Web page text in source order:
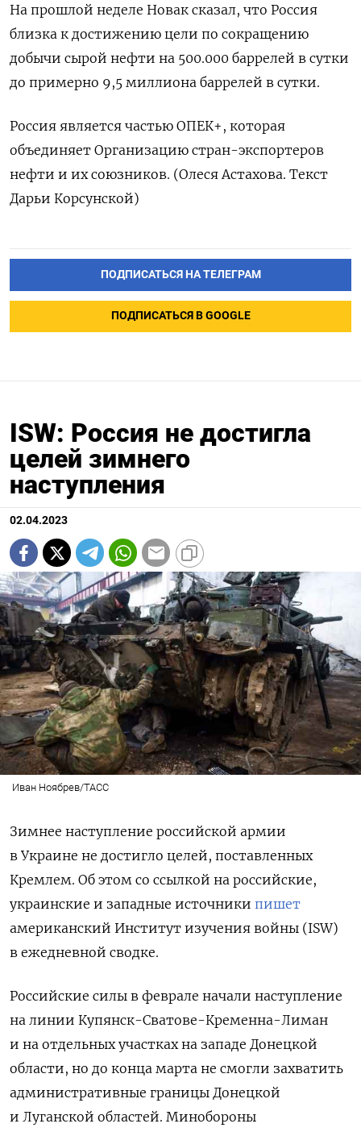
На прошлой неделе Новак сказал, что Россия
близка к достижению цели по сокращению
добычи сырой нефти на 500.000 баррелей в сутки
до примерно 9,5 миллиона баррелей в сутки.
Россия является частью ОПЕК+, которая
объединяет Организацию стран-экспортеров
нефти и их союзников. (Олеся Астахова. Текст
Дарьи Корсунской)
ПОДПИСАТЬСЯ НА ТЕЛЕГРАМ
ПОДПИСАТЬСЯ В GOOGLE
ISW: Россия не достигла
целей зимнего
наступления
02.04.2023
Иван Ноябрев/ТАСС
Зимнее наступление российской армии
в Украине не достигло целей, поставленных
Кремлем. Об этом со ссылкой на российские,
украинские и западные источники пишет
американский Институт изучения войны (ISW)
в ежедневной сводке.
Российские силы в феврале начали наступление
на линии Купянск-Сватове-Кременна-Лиман
и на отдельных участках на западе Донецкой
области, но до конца марта не смогли захватить
административные границы Донецкой
и Луганской областей. Минобороны